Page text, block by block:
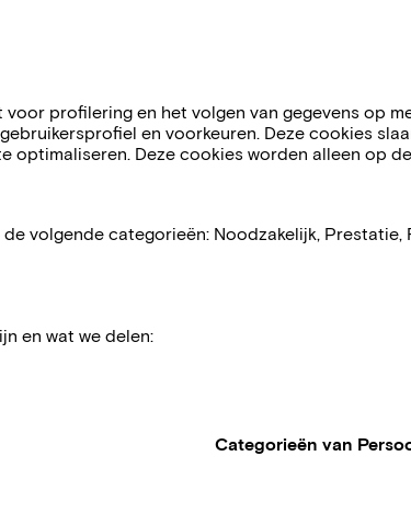
profilering en het volgen van gegevens op
en voorkeuren. Deze cookies
Deze cookies worden alleen op
volgende categorieën: Noodzakelijk,
en wat we delen:
Categorieën van